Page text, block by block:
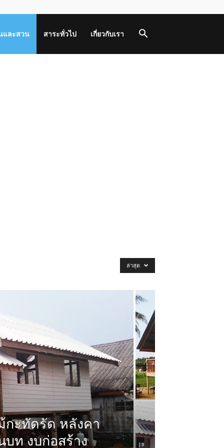
และสวน สาระทั่วไป เกี่ยวกับเรา
ล่าสุด
กะทัดรัด หลังคา
ท งบก่อสร้าง